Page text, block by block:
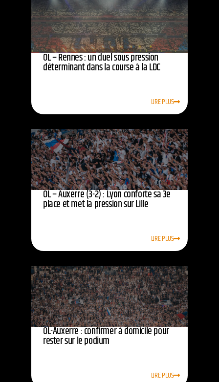
OL – Rennes : un duel sous pression
déterminant dans la course à la LDC
LIRE PLUS
OL – Auxerre (3-2) : Lyon conforte sa 3e
place et met la pression sur Lille
LIRE PLUS
OL-Auxerre : confirmer à domicile pour
rester sur le podium
LIRE PLUS